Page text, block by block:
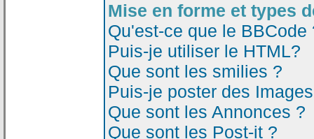
Mise en forme et types
Qu'est-ce que le BBCode
Puis-je utiliser le HTML?
Que sont les smilies ?
Puis-je poster des
Que sont les Annonces ?
Que sont les Post-it ?